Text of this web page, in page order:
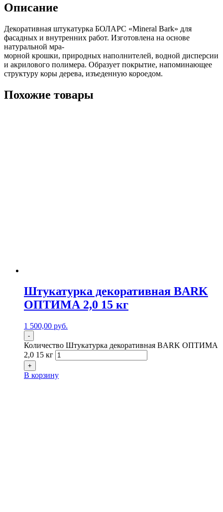
Описание
Декоративная штукатурка БОЛАРС «Mineral Bark» для
фасадных и внутренних работ. Изготовлена на основе
натуральной мра-
морной крошки, природных наполнителей, водной дисперсии
и акрилового полимера. Образует покрытие, напоминающее
структуру коры дерева, изъеденную короедом.
Похожие товары
Штукатурка декоративная BARK
ОПТИМА 2,0 15 кг
1 500,00 руб.
-
Количество Штукатурка декоративная BARK ОПТИМА
2,0 15 кг
+
В корзину